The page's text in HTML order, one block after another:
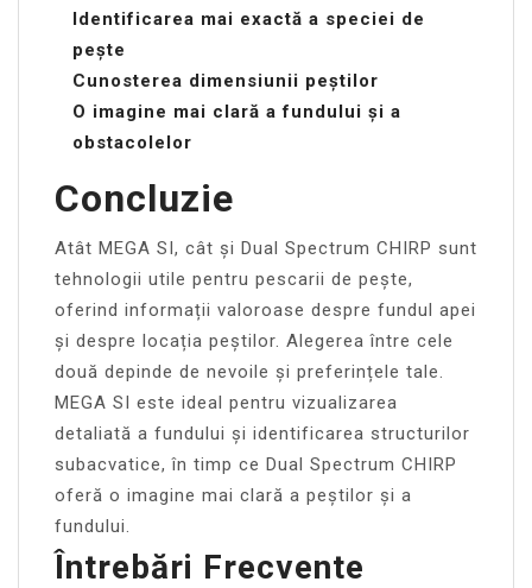
Identificarea mai exactă a speciei de
pește
Cunosterea dimensiunii peștilor
O imagine mai clară a fundului și a
obstacolelor
Concluzie
Atât MEGA SI, cât și Dual Spectrum CHIRP sunt
tehnologii utile pentru pescarii de pește,
oferind informații valoroase despre fundul apei
și despre locația peștilor. Alegerea între cele
două depinde de nevoile și preferințele tale.
MEGA SI este ideal pentru vizualizarea
detaliată a fundului și identificarea structurilor
subacvatice, în timp ce Dual Spectrum CHIRP
oferă o imagine mai clară a peștilor și a
fundului.
Întrebări Frecvente